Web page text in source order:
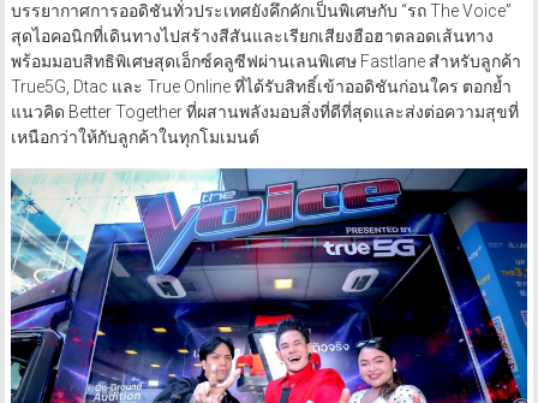
บรรยากาศการออดิชันทั่วประเทศยังคึกคักเป็นพิเศษกับ “รถ The Voice”
สุดไอคอนิกที่เดินทางไปสร้างสีสันและเรียกเสียงฮือฮาตลอดเส้นทาง
พร้อมมอบสิทธิพิเศษสุดเอ็กซ์คลูซีฟผ่านเลนพิเศษ Fastlane สำหรับลูกค้า
True5G, Dtac และ True Online ที่ได้รับสิทธิ์เข้าออดิชันก่อนใคร ตอกย้ำ
แนวคิด Better Together ที่ผสานพลังมอบสิ่งที่ดีที่สุดและส่งต่อความสุขที่
เหนือกว่าให้กับลูกค้าในทุกโมเมนต์